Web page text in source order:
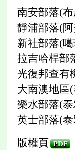
南安部落(
靜浦部落(
新社部落(
拉吉哈桿部
光復邦查有
大南澳地區
樂水部落(
英士部落(
版權頁 PDF